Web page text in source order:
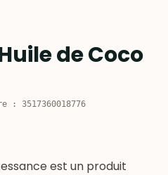
de Coco
: 3517360018776
est un produit